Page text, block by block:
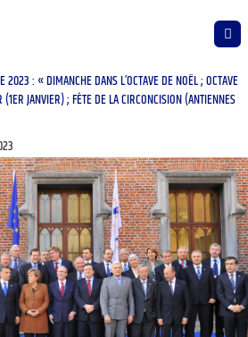
2023 : « DIMANCHE DANS L’OCTAVE DE NOËL ; OCTAVE
JANVIER) ; FÊTE DE LA CIRCONCISION (ANTIENNES